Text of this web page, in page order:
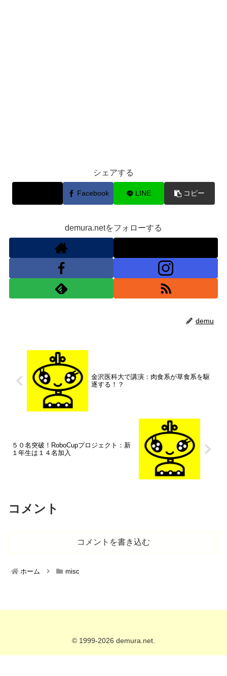
シェアする
Facebook LINE コピー
demura.netをフォローする
demu
金沢医科大で講演：肉食系が草食系を駆
逐する！？
５０名突破！RoboCupプロジェクト：新
１年生は１４名加入
コメント
コメントを書き込む
ホーム misc
© 1999-2026 demura.net.